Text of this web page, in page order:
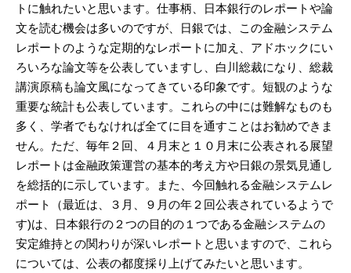
トに触れたいと思います。仕事柄、日本銀行のレポートや論
文を読む機会は多いのですが、日銀では、この金融システム
レポートのような定期的なレポートに加え、アドホックにい
ろいろな論文等を公表していますし、白川総裁になり、総裁
講演原稿も論文風になってきている印象です。短観のような
重要な統計も公表しています。これらの中には難解なものも
多く、学者でもなければ全てに目を通すことはお勧めできま
せん。ただ、毎年２回、４月末と１０月末に公表される展望
レポートは金融政策運営の基本的考え方や日銀の景気見通し
を総括的に示しています。また、今回触れる金融システムレ
ポート（最近は、３月、９月の年２回公表されているようで
す)は、日本銀行の２つの目的の１つである金融システムの
安定維持との関わりが深いレポートと思いますので、これら
については、公表の都度採り上げてみたいと思います。